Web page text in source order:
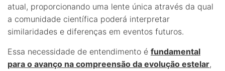
atual, proporcionando uma lente única através da qual
a comunidade científica poderá interpretar
similaridades e diferenças em eventos futuros.
Essa necessidade de entendimento é fundamental
para o avanço na compreensão da evolução estelar,